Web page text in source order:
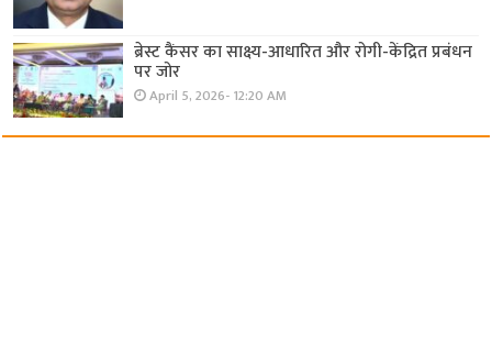
ब्रेस्ट कैंसर का साक्ष्य-आधारित और रोगी-केंद्रित प्रबंधन
पर जोर
April 5, 2026- 12:20 AM